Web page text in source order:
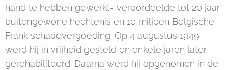
hand te hebben gewerkt- veroordeelde tot 20 jaar
buitengewone hechtenis en 10 miljoen Belgische
Frank schadevergoeding. Op 4 augustus 1949
werd hij in vrijheid gesteld en enkele jaren later
gerehabiliteerd. Daarna werd hij opgenomen in de